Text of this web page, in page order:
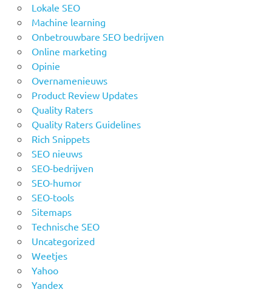
Lokale SEO
Machine learning
Onbetrouwbare SEO bedrijven
Online marketing
Opinie
Overnamenieuws
Product Review Updates
Quality Raters
Quality Raters Guidelines
Rich Snippets
SEO nieuws
SEO-bedrijven
SEO-humor
SEO-tools
Sitemaps
Technische SEO
Uncategorized
Weetjes
Yahoo
Yandex